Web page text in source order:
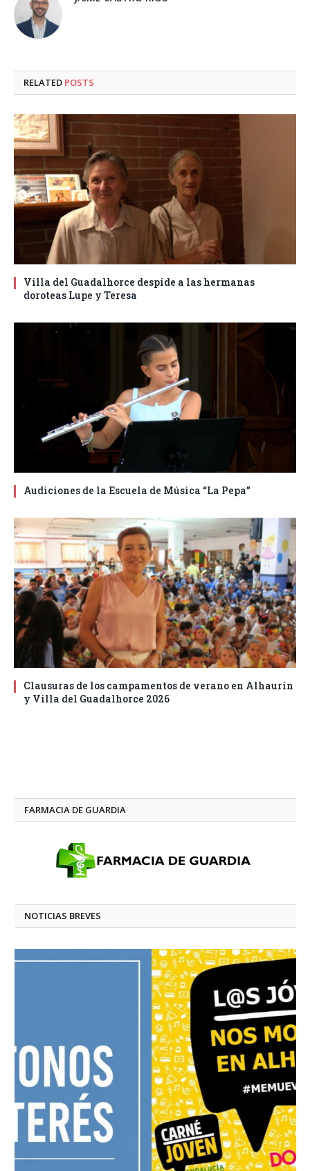
RELATED POSTS
Villa del Guadalhorce despide a las hermanas
doroteas Lupe y Teresa
Audiciones de la Escuela de Música “La Pepa”
Clausuras de los campamentos de verano en Alhaurín
y Villa del Guadalhorce 2026
FARMACIA DE GUARDIA
NOTICIAS BREVES